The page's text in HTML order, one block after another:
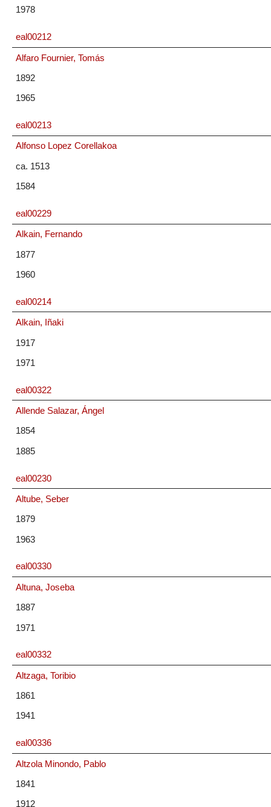
1978
eal00212
Alfaro Fournier, Tomás
1892
1965
eal00213
Alfonso Lopez Corellakoa
ca. 1513
1584
eal00229
Alkain, Fernando
1877
1960
eal00214
Alkain, Iñaki
1917
1971
eal00322
Allende Salazar, Ángel
1854
1885
eal00230
Altube, Seber
1879
1963
eal00330
Altuna, Joseba
1887
1971
eal00332
Altzaga, Toribio
1861
1941
eal00336
Altzola Minondo, Pablo
1841
1912